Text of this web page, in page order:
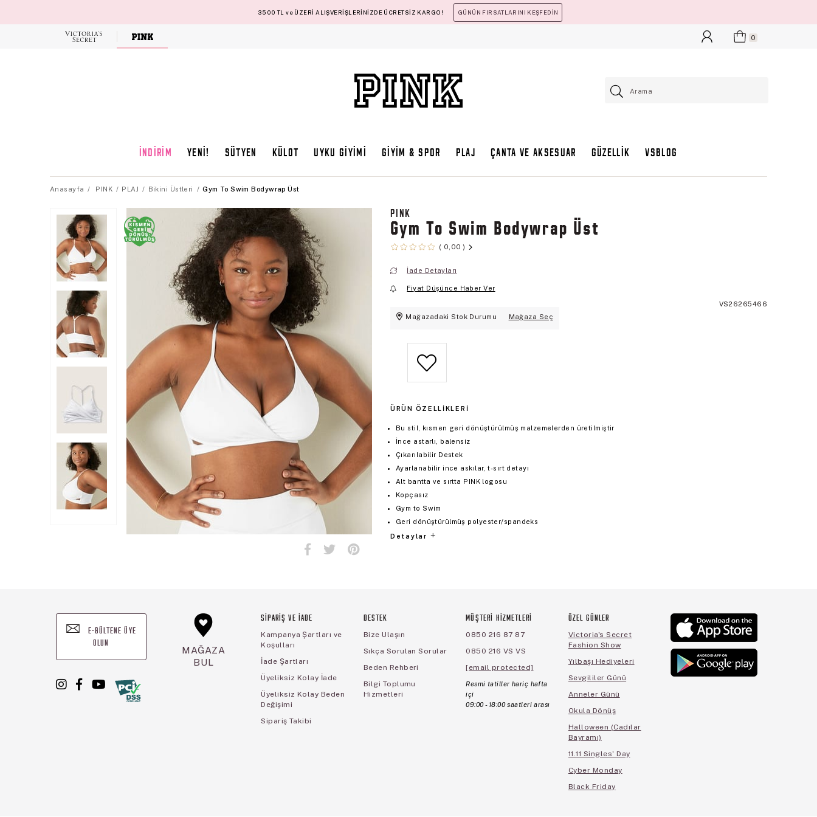
3500 TL ve ÜZERİ ALIŞVERİŞLERİNİZDE ÜCRETSİZ KARGO! GÜNÜN FIRSATLARINI KEŞFEDİN
Victoria's
0
İNDİRİM YENİ! SÜTYEN KÜLOT UYKU GİYİMİ GİYİM & SPOR PLAJ ÇANTA VE AKSESUAR GÜZELLİK VSBLOG
Anasayfa PINK PLAJ Bikini Üstleri Gym To Swim Bodywrap Üst
PINK
Gym To Swim Bodywrap Üst
0,00
İade Detayları
Fiyat Düşünce Haber Ver
VS26265466
Mağazadaki Stok Durumu
Mağaza Seç
ÜRÜN ÖZELLIKLERI
Bu stil, kısmen geri dönüştürülmüş malzemelerden üretilmiştir
İnce astarlı, balensiz
Çıkarılabilir Destek
Ayarlanabilir ince askılar, t-sırt detayı
Alt bantta ve sırtta PINK logosu
Kopçasız
Gym to Swim
Geri dönüştürülmüş polyester/spandeks
Detaylar
E-BÜLTENE ÜYE
OLUN
MAĞAZA
BUL
SİPARİŞ VE İADE
Kampanya Şartları ve
Koşulları
İade Şartları
Üyeliksiz Kolay İade
Üyeliksiz Kolay Beden
Değişimi
Sipariş Takibi
DESTEK
Bize Ulaşın
Sıkça Sorulan Sorular
Beden Rehberi
Bilgi Toplumu
Hizmetleri
MÜŞTERİ HİZMETLERİ
0850 216 87 87
0850 216 VS VS
[email protected]
Resmi tatiller hariç hafta
içi
09:00 - 18:00 saatleri arası
ÖZEL GÜNLER
Victoria's Secret
Fashion Show
Yılbaşı Hediyeleri
Sevgililer Günü
Anneler Günü
Okula Dönüş
Halloween (Cadılar
Bayramı)
11.11 Singles' Day
Cyber Monday
Black Friday